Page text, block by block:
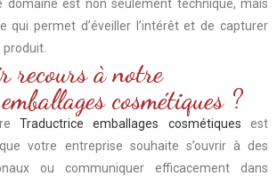
domaine est non seulement technique, mais
qui permet d’éveiller l’intérêt et de capturer
produit.
recours à notre
cosmétiques ?
Traductrice emballages cosmétiques est
votre entreprise souhaite s’ouvrir à des
ou communiquer efficacement dans